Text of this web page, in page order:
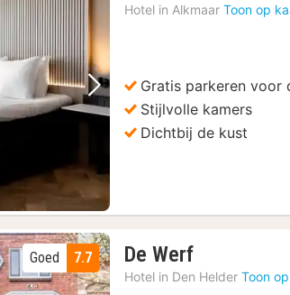
Volgende foto
Hotel in Alkmaar Toon op
Gratis parkeren voor
Stijlvolle kamers
Dichtbij de kust
7.7
Goed De Werf1
nacht
Hotel in Den Helder Toon